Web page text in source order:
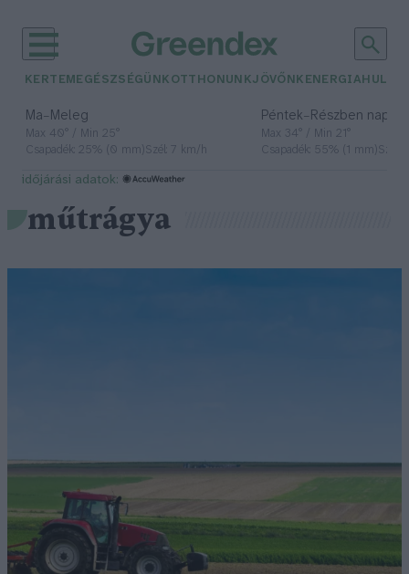
KERTEM EGÉSZSÉGÜNK OTTHONUNKJÖVŐNK ENERGIA
Ma– Meleg
Max 40° / Min 25°
Csapadék: 25% (0 mm)Szél: 7 km/h
Péntek– Részben
Max 34° / Min 21°
Csapadék: 55% (1 mm)Szél:
időjárási adatok:
műtrágya